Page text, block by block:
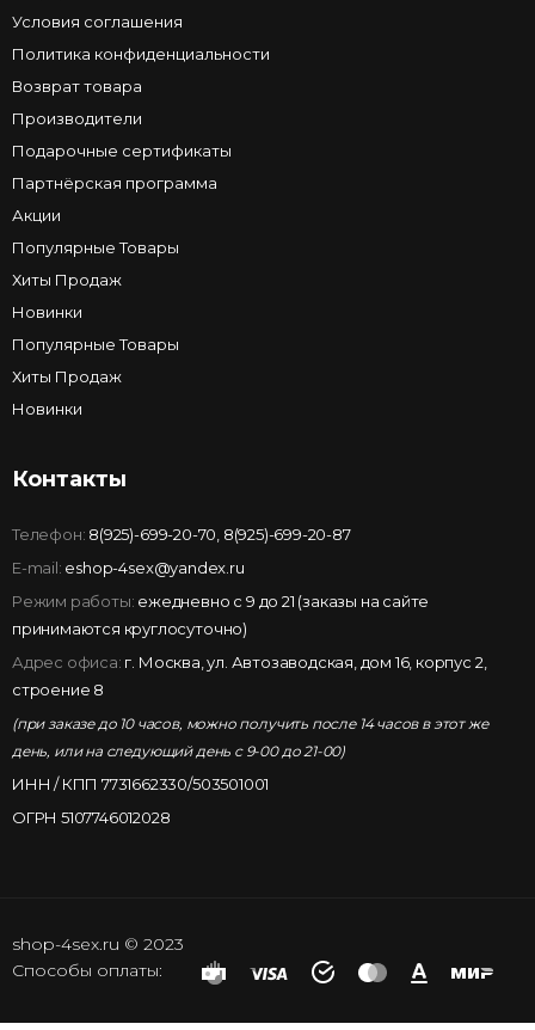
Условия соглашения
Политика конфиденциальности
Возврат товара
Производители
Подарочные сертификаты
Партнёрская программа
Акции
Популярные Товары
Хиты Продаж
Новинки
Популярные Товары
Хиты Продаж
Новинки
Контакты
Телефон: 8(925)-699-20-70 8(925)-699-20-87
E-mail: eshop-4sex@yandex.ru
Режим работы: ежедневно с 9 до 21 (заказы на сайте
принимаются круглосуточно)
Адрес офиса: г. Москва, ул. Автозаводская, дом 16, корпус 2,
строение 8
(при заказе до 10 часов, можно получить после 14 часов в этот же
день, или на следующий день с 9-00 до 21-00)
ИНН / КПП 7731662330/503501001
ОГРН 5107746012028
shop-4sex.ru © 2023
Способы оплаты: